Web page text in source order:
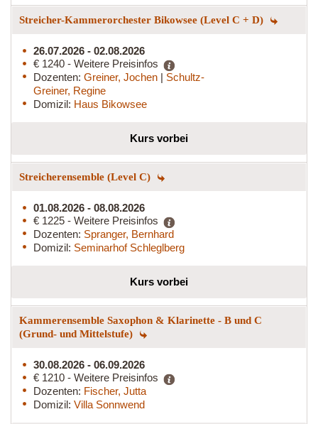
Streicher-Kammerorchester Bikowsee (Level C + D)
26.07.2026 - 02.08.2026
€ 1240 - Weitere Preisinfos
Dozenten: Greiner, Jochen | Schultz-
Greiner, Regine
Domizil: Haus Bikowsee
Kurs vorbei
Streicherensemble (Level C)
01.08.2026 - 08.08.2026
€ 1225 - Weitere Preisinfos
Dozenten: Spranger, Bernhard
Domizil: Seminarhof Schleglberg
Kurs vorbei
Kammerensemble Saxophon & Klarinette - B und C
(Grund- und Mittelstufe)
30.08.2026 - 06.09.2026
€ 1210 - Weitere Preisinfos
Dozenten: Fischer, Jutta
Domizil: Villa Sonnwend